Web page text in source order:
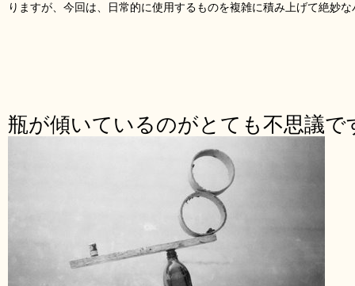
りますが、今回は、日常的に使用するものを複雑に積み上げて絶妙
瓶が傾いているのがとても不思議で